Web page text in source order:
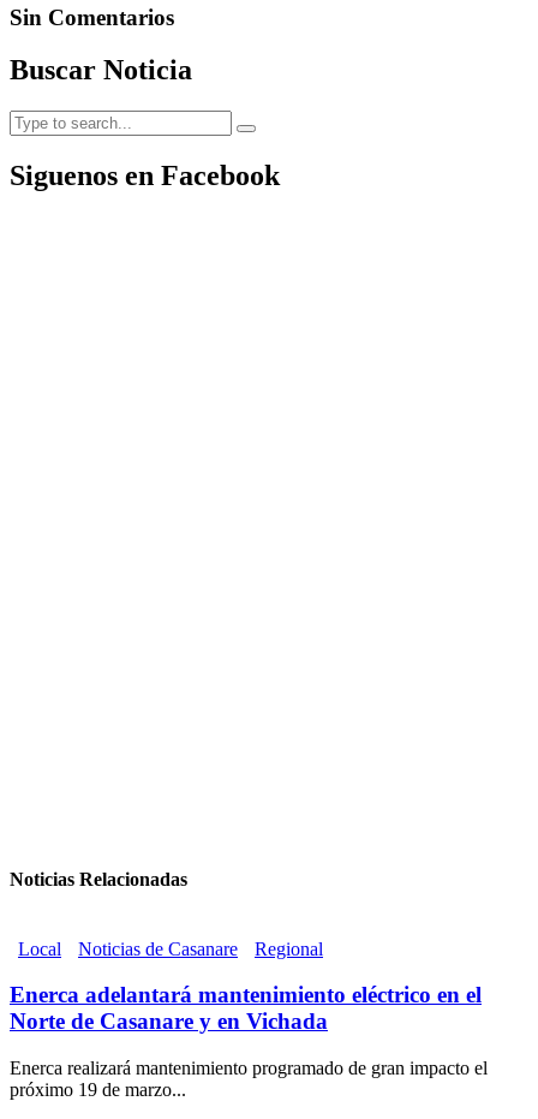
Sin Comentarios
Buscar Noticia
Siguenos en Facebook
Noticias Relacionadas
Local Noticias de Casanare Regional
Enerca adelantará mantenimiento eléctrico en el
Norte de Casanare y en Vichada
Enerca realizará mantenimiento programado de gran impacto el
próximo 19 de marzo...